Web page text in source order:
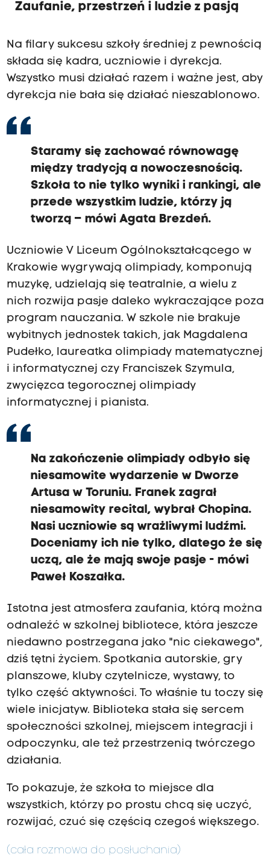
Zaufanie, przestrzeń i ludzie z pasją
Na filary sukcesu szkoły średniej z pewnością
składa się kadra, uczniowie i dyrekcja.
Wszystko musi działać razem i ważne jest, aby
dyrekcja nie bała się działać nieszablonowo.
Staramy się zachować równowagę
między tradycją a nowoczesnością.
Szkoła to nie tylko wyniki i rankingi, ale
przede wszystkim ludzie, którzy ją
tworzą – mówi Agata Brezdeń.
Uczniowie V Liceum Ogólnokształcącego w
Krakowie wygrywają olimpiady, komponują
muzykę, udzielają się teatralnie, a wielu z
nich rozwija pasje daleko wykraczające poza
program nauczania. W szkole nie brakuje
wybitnych jednostek takich, jak Magdalena
Pudełko, laureatka olimpiady matematycznej
i informatycznej czy Franciszek Szymula,
zwycięzca tegorocznej olimpiady
informatycznej i pianista.
Na zakończenie olimpiady odbyło się
niesamowite wydarzenie w Dworze
Artusa w Toruniu. Franek zagrał
niesamowity recital, wybrał Chopina.
Nasi uczniowie są wrażliwymi ludźmi.
Doceniamy ich nie tylko, dlatego że się
uczą, ale że mają swoje pasje - mówi
Paweł Koszałka.
Istotna jest atmosfera zaufania, którą można
odnaleźć w szkolnej bibliotece, która jeszcze
niedawno postrzegana jako "nic ciekawego",
dziś tętni życiem. Spotkania autorskie, gry
planszowe, kluby czytelnicze, wystawy, to
tylko część aktywności. To właśnie tu toczy się
wiele inicjatyw. Biblioteka stała się sercem
społeczności szkolnej, miejscem integracji i
odpoczynku, ale też przestrzenią twórczego
działania.
To pokazuje, że szkoła to miejsce dla
wszystkich, którzy po prostu chcą się uczyć,
rozwijać, czuć się częścią czegoś większego.
(cała rozmowa do posłuchania)